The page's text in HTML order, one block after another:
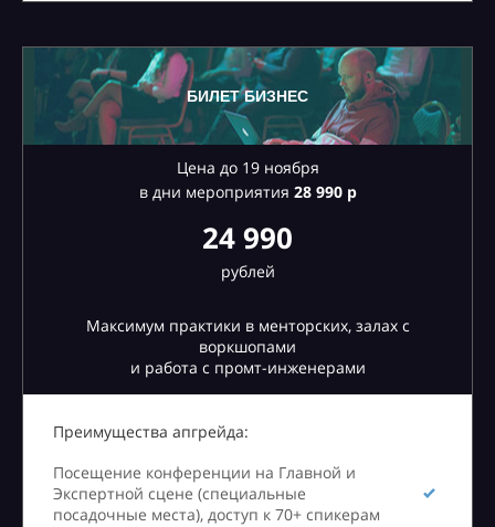
БИЛЕТ БИЗНЕС
Цена до 19 ноября
в дни мероприятия 28990 р
24 990
рублей
Максимум практики в менторских, залах с
воркшопами
и работа с промт-инженерами
Преимущества апгрейда:
Посещение конференции на Главной и
Экспертной сцене (специальные
посадочные места), доступ к 70+ спикерам